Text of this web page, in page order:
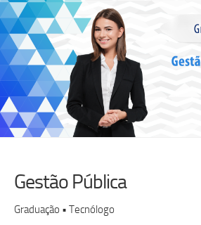
Gestão Pública
Graduação • Tecnólogo